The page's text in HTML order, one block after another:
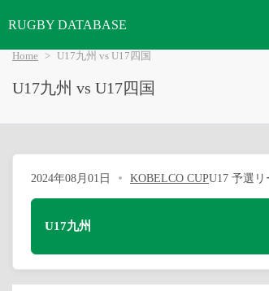
RUGBY DATABASE
Home U17九州 vs U17四国
U17九州 vs U17四国
2024年08月01日 KOBELCO CUPU17 予選リ
U17九州